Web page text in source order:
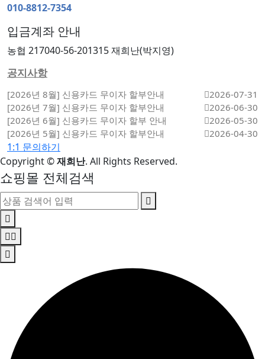
010-8812-7354
입금계좌 안내
농협 217040-56-201315 재희난(박지영)
공지사항
[2026년 8월] 신용카드 무이자 할부안내
2026-07-31
[2026년 7월] 신용카드 무이자 할부안내
2026-06-30
[2026년 6월] 신용카드 무이자 할부 안내
2026-05-30
[2026년 5월] 신용카드 무이자 할부안내
2026-04-30
1:1 문의하기
Copyright©재희난. All Rights Reserved.
쇼핑몰 전체검색